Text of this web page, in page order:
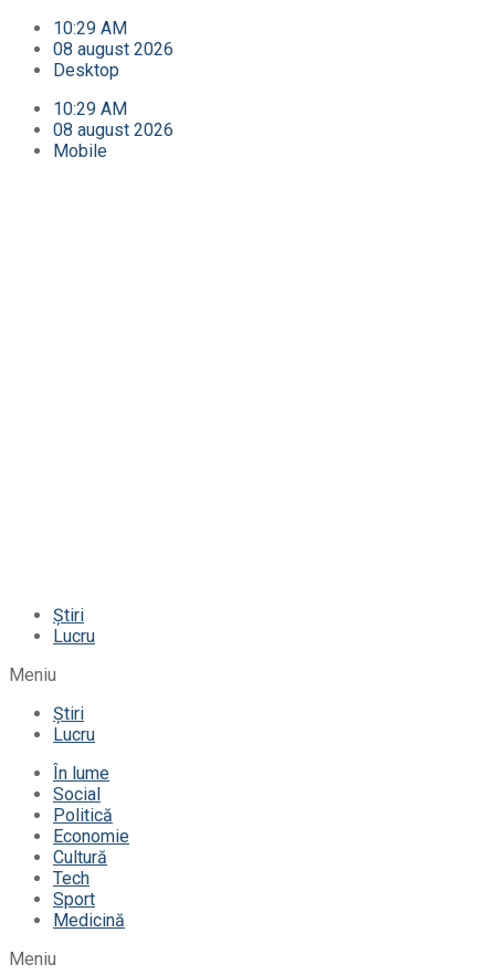
10:29 AM
08 august 2026
Desktop
10:29 AM
08 august 2026
Mobile
Știri
Lucru
Meniu
Știri
Lucru
În lume
Social
Politică
Economie
Cultură
Tech
Sport
Medicină
Meniu